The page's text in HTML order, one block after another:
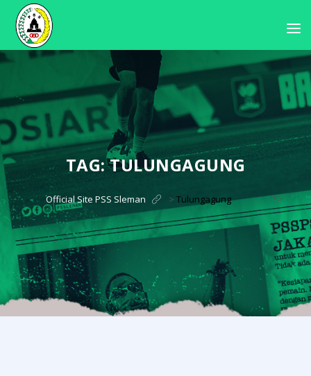
TAG:TULUNGAGUNG
Official Site PSS Sleman > Tulungagung ?>